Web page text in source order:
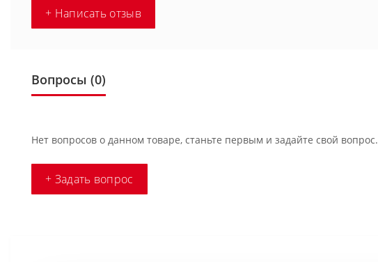
+ Написать отзыв
Вопросы (0)
Нет вопросов о данном товаре, станьте первым и задайте свой вопрос.
+ Задать вопрос